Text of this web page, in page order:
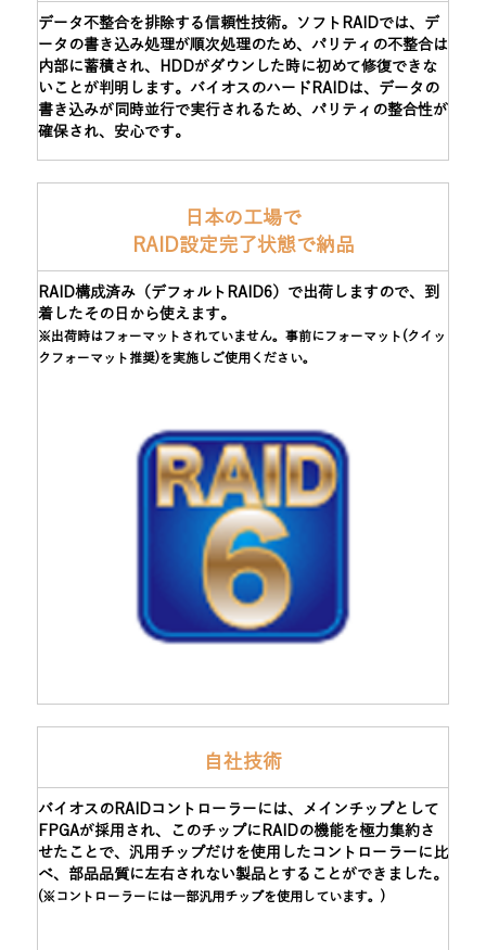
データ不整合を排除する信頼性技術。ソフトRAIDでは、デ
ータの書き込み処理が順次処理のため、パリティの不整合は
内部に蓄積され、HDDがダウンした時に初めて修復できな
いことが判明します。バイオスのハードRAIDは、データの
書き込みが同時並行で実行されるため、パリティの整合性が
確保され、安心です。
日本の工場で
RAID設定完了状態で納品
RAID構成済み（デフォルトRAID6）で出荷しますので、到
着したその日から使えます。
※出荷時はフォーマットされていません。事前にフォーマット(クイッ
クフォーマット推奨)を実施しご使用ください。
自社技術
バイオスのRAIDコントローラーには、メインチップとして
FPGAが採用され、このチップにRAIDの機能を極力集約さ
せたことで、汎用チップだけを使用したコントローラーに比
べ、部品品質に左右されない製品とすることができました。
(※コントローラーには一部汎用チップを使用しています。)